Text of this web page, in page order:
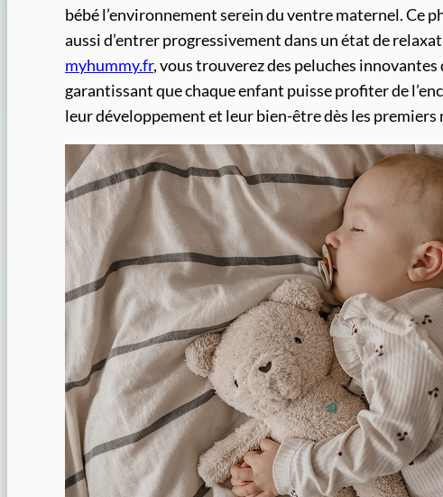
bébé l’environnement serein du ventre maternel. Ce
aussi d’entrer progressivement dans un état de
myhummy.fr, vous trouverez des peluches
garantissant que chaque enfant puisse profiter de
leur développement et leur bien-être dès les premiers